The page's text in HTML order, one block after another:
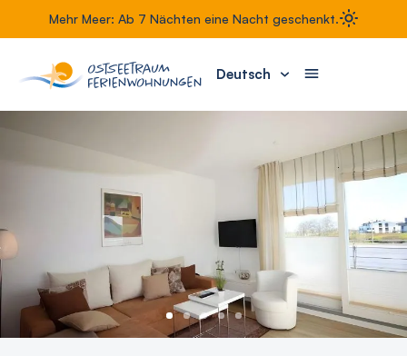
Mehr Meer: Ab 7 Nächten eine Nacht geschenkt.
Deutsch